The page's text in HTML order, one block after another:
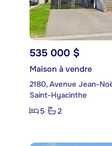
535 000 $
Maison à vendre
2180, Avenue Jean-
Saint-Hyacinthe
5
2